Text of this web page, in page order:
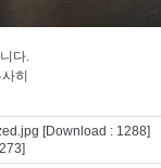
다.
히
[Download : 1288]